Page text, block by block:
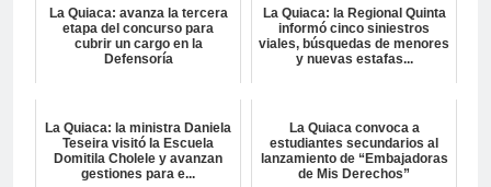
La Quiaca: avanza la tercera
etapa del concurso para
cubrir un cargo en la
Defensoría
La Quiaca: la Regional Quinta
informó cinco siniestros
viales, búsquedas de menores
y nuevas estafas...
La Quiaca: la ministra Daniela
Teseira visitó la Escuela
Domitila Cholele y avanzan
gestiones para e...
La Quiaca convoca a
estudiantes secundarios al
lanzamiento de “Embajadoras
de Mis Derechos”